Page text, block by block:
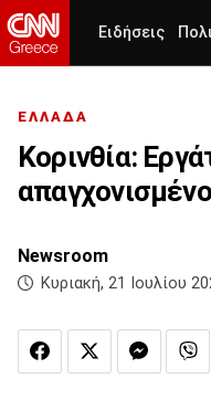
Ειδήσεις
ΕΛΛΑΔΑ
Κορινθία:
Newsroom
Κυριακή, 21 Ιουλίου